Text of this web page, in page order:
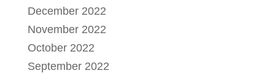
December 2022
November 2022
October 2022
September 2022